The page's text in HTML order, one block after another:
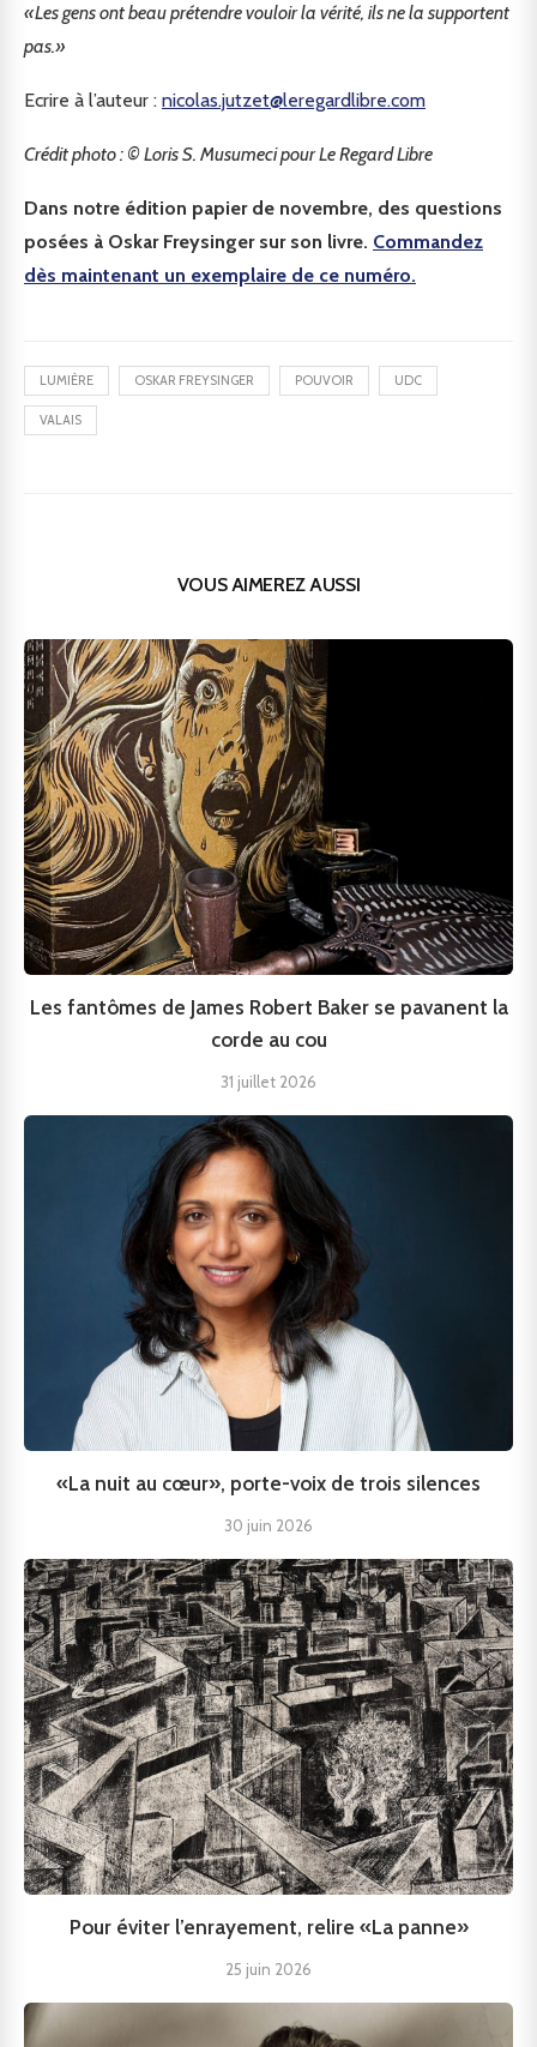
«Les gens ont beau prétendre vouloir la vérité, ils ne la supportent
pas.»
Ecrire à l’auteur : nicolas.jutzet@leregardlibre.com
Crédit photo : © Loris S. Musumeci pour Le Regard Libre
Dans notre édition papier de novembre, des questions
posées à Oskar Freysinger sur son livre. Commandez
dès maintenant un exemplaire de ce numéro.
LUMIÈRE OSKAR FREYSINGER POUVOIR UDC
VALAIS
VOUS AIMEREZ AUSSI
Les fantômes de James Robert Baker se pavanent la
corde au cou
31 juillet 2026
«La nuit au cœur», porte-voix de trois silences
30 juin 2026
Pour éviter l’enrayement, relire «La panne»
25 juin 2026